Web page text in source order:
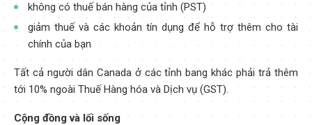
không có thuế bán hàng của tỉnh (PST)
giảm thuế và các khoản tín dụng để hỗ trợ thêm cho tài
chính của bạn
Tất cả người dân Canada ở các tỉnh bang khác phải trả thêm
tới 10% ngoài Thuế Hàng hóa và Dịch vụ (GST).
Cộng đồng và lối sống